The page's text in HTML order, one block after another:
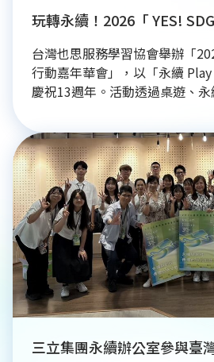
玩轉永續！2026「 YES!
台灣也思服務學習協會舉辦「
行動嘉年華會」，以「永續
慶祝13週年。活動透過桌遊、
踐於日常生活的成果。創辦人
口號，而是從微小行動開始。
推廣公民素養與社會共好，讓
生活，打造更美好的未來。
三立集團永續辦公室參與臺